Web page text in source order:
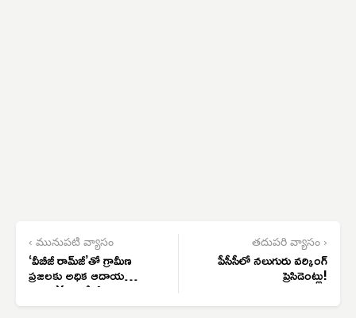
‹ మునుపటి వ్యాసం
‘వీబీజీ రామ్‌జీ’తో గ్రామీణ
ప్రజలకు అధిక ఆదాయ
భద్రత X గాంధీ పేరు
తొలగింపు సరికాదు
తదుపరి వ్యాసం ›
పీసీసీలో నలుగురు వర్కింగ్
ప్రెసిడెంట్లు!